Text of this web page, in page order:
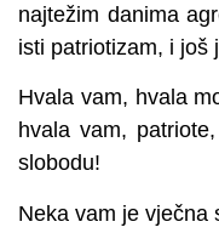
najtežim danima
isti patriotizam, i još
Hvala vam, hvala
hvala vam,
slobodu!
Neka vam je vječna